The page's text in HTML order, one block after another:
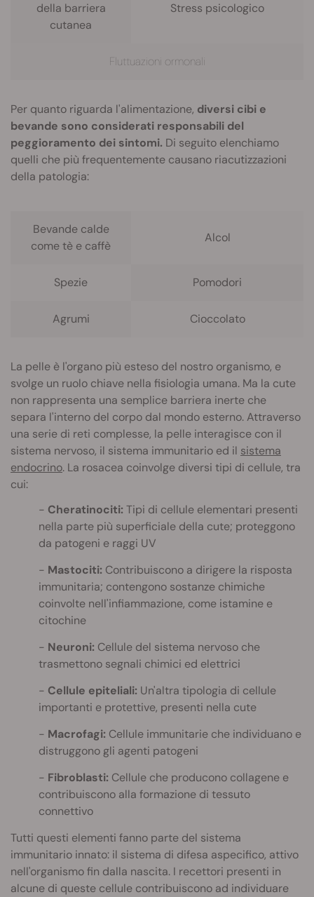
della barriera
cutanea
Stress psicologico
Fluttuazioni ormonali
Per quanto riguarda l'alimentazione, diversi cibi e
bevande sono considerati responsabili del
peggioramento dei sintomi. Di seguito elenchiamo
quelli che più frequentemente causano riacutizzazioni
della patologia:
Bevande calde
come tè e caffè
Alcol
Spezie Pomodori
Agrumi Cioccolato
La pelle è l'organo più esteso del nostro organismo, e
svolge un ruolo chiave nella fisiologia umana. Ma la cute
non rappresenta una semplice barriera inerte che
separa l'interno del corpo dal mondo esterno. Attraverso
una serie di reti complesse, la pelle interagisce con il
sistema nervoso, il sistema immunitario ed il sistema
endocrino. La rosacea coinvolge diversi tipi di cellule, tra
cui:
Cheratinociti: Tipi di cellule elementari presenti
nella parte più superficiale della cute; proteggono
da patogeni e raggi UV
Mastociti: Contribuiscono a dirigere la risposta
immunitaria; contengono sostanze chimiche
coinvolte nell'infiammazione, come istamine e
citochine
Neuroni: Cellule del sistema nervoso che
trasmettono segnali chimici ed elettrici
Cellule epiteliali: Un'altra tipologia di cellule
importanti e protettive, presenti nella cute
Macrofagi: Cellule immunitarie che individuano e
distruggono gli agenti patogeni
Fibroblasti: Cellule che producono collagene e
contribuiscono alla formazione di tessuto
connettivo
Tutti questi elementi fanno parte del sistema
immunitario innato: il sistema di difesa aspecifico, attivo
nell'organismo fin dalla nascita. I recettori presenti in
alcune di queste cellule contribuiscono ad individuare